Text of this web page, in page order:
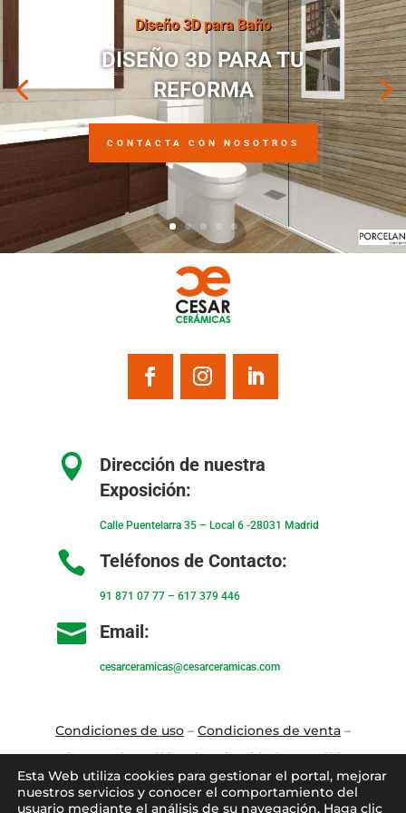
Diseño 3D para Baño
DISEÑO 3D PARA TU
REFORMA
CONTACTA CON NOSOTROS

Dirección de nuestra
Exposición:
Calle Puentelarra 35 – Local 6 -28031 Madrid
 Teléfonos de Contacto:
91 871 07 77– 617 379 446
 Email:
cesarceramicas@cesarceramicas.com
Condiciones de uso– Condiciones de venta–
Aviso Legal–Política de privacidad –Política
de cookies
Esta Web utiliza cookies para gestionar el portal, mejorar
nuestros servicios y conocer el comportamiento del
usuario mediante el análisis de su navegación. Haga clic